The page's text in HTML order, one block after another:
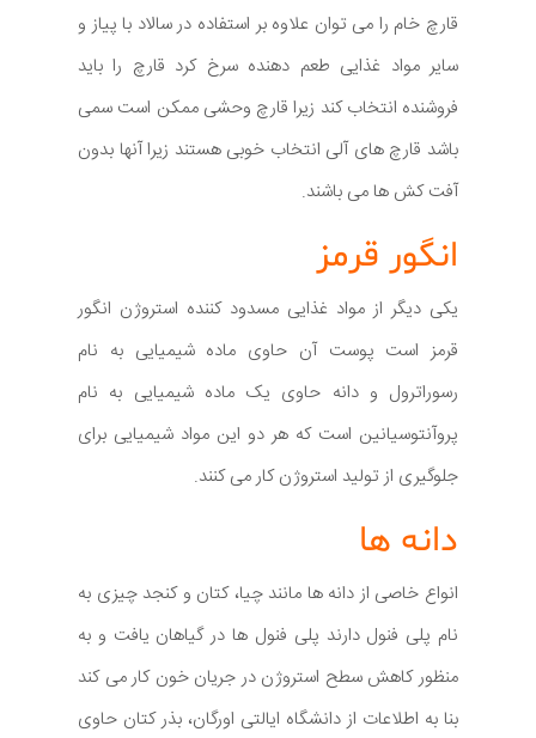
قارچ خام را می توان علاوه بر استفاده در سالاد با پیاز و
سایر مواد غذایی طعم دهنده سرخ کرد قارچ را باید
فروشنده انتخاب کند زیرا قارچ وحشی ممکن است سمی
باشد قارچ های آلی انتخاب خوبی هستند زیرا آنها بدون
آفت کش ها می باشند.
انگور قرمز
یکی دیگر از مواد غذایی مسدود کننده استروژن انگور
قرمز است پوست آن حاوی ماده شیمیایی به نام
رسوراترول و دانه حاوی یک ماده شیمیایی به نام
پروآنتوسیانین است که هر دو این مواد شیمیایی برای
جلوگیری از تولید استروژن کار می کنند.
دانه ها
انواع خاصی از دانه ها مانند چیا، کتان و کنجد چیزی به
نام پلی فنول دارند پلی فنول ها در گیاهان یافت و به
منظور کاهش سطح استروژن در جریان خون کار می کند
بنا به اطلاعات از دانشگاه ایالتی اورگان، بذر کتان حاوی